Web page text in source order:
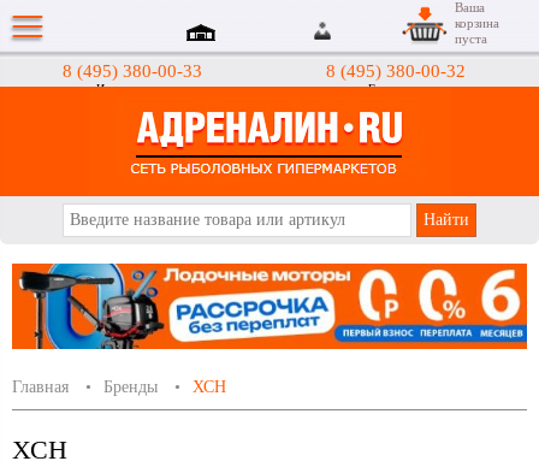
8 (495) 380-00-33
Интернет-магазин
8 (495) 380-00-32
Гипермаркеты
Ваша
корзина
пуста
Главная Бренды ХСН
ХСН